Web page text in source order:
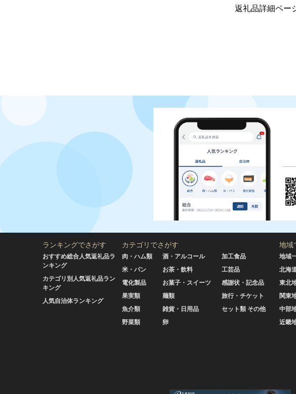
返礼品詳細ペー
ランキングでさがす
おすすめ総合人気返礼品ラ
ンキング
カテゴリ別人気返礼品ラン
キング
人気自治体ランキング
カテゴリでさがす
肉・ハム類
米・パン
電化製品
果実類
魚介類
野菜類
酒・アルコール
お茶・飲料
お菓子・スイーツ
麺類
雑貨・日用品
卵
加工食品
工芸品
感謝状・記念品
旅行・チケット
セット類 その他
地域
地域
北海
東北
関東
中部
近畿